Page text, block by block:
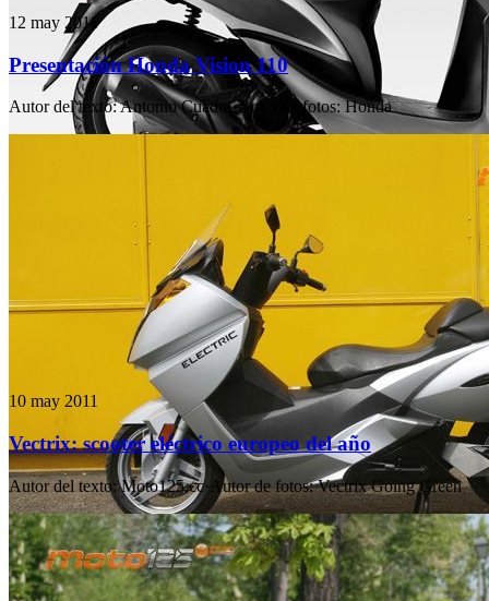
12 may 2011
Presentación Honda Vision 110
Autor del texto:Antonio Cuadra·Autor de fotos: Honda
10 may 2011
Vectrix: scooter eléctrico europeo del año
Autor del texto: Moto125.cc· Autor de fotos: Vectrix Going Green